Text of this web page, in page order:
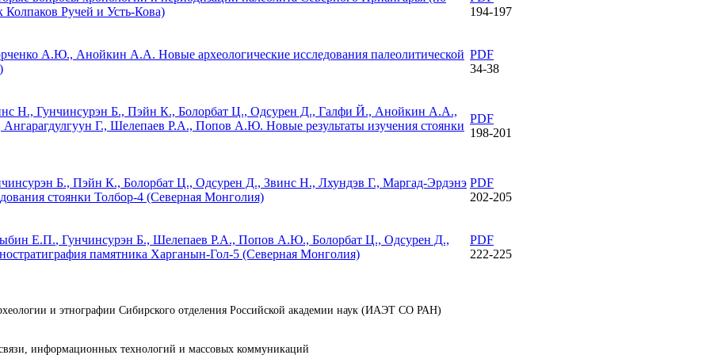
Колпаков Ручей и Усть-Кова)
194-197
А.Ю., Анойкин А.А. Новые археологические исследования палеолитической PDF
34-38
Н., Гунчинсурэн Б., Пэйн К., Болорбат Ц., Одсурен Д., Галфи Й., Анойкин А.А.,
Г., Шелепаев Р.А., Попов А.Ю. Новые результаты изучения стоянки
PDF
198-201
Б., Пэйн К., Болорбат Ц., Одсурен Д., Звинс Н., Лхундэв Г., Маргад-Эрдэнэ
стоянки Толбор-4 (Северная Монголия)
PDF
202-205
Е.П., Гунчинсурэн Б., Шелепаев Р.А., Попов А.Ю., Болорбат Ц., Одсурен Д.,
памятника Харганын-Гол-5 (Северная Монголия)
PDF
222-225
и этнографии Сибирского отделения Российской академии наук (ИАЭТ СО РАН)
информационных технологий и массовых коммуникаций